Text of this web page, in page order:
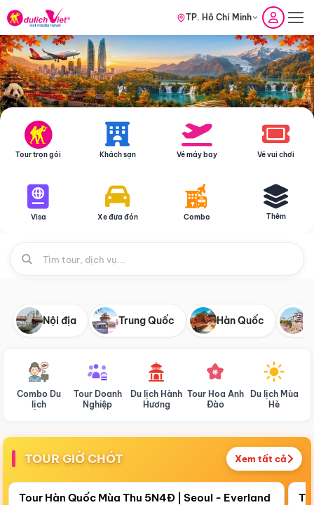
TP. Hồ Chí Minh
Tour trọn gói Khách sạn Vé máy bay Vé vui chơi
Visa Xe đưa đón Combo Thêm
Nội địa Trung Quốc Hàn Quốc
Combo Du
lịch
Tour Doanh
Nghiệp
Du lịch Hành
Hương
Tour Hoa Anh
Đào
Du lịch Mùa
Hè
TOUR GIỜ CHÓT Xem tất cả
Còn18 ngày 19:21:34
Điểm nổi bật
Tour Hàn Quốc Mùa Thu 5N4Đ | Seoul - Everland